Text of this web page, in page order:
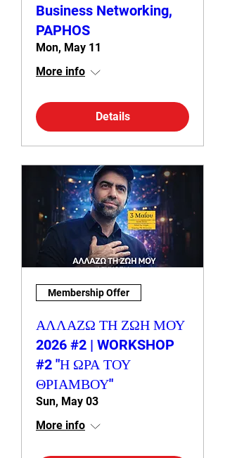
Business Networking,
PAPHOS
Mon, May 11
More info
Details
Membership Offer
ΑΛΛΑΖΩ ΤΗ ΖΩΗ ΜΟΥ
2026 #2 | WORKSHOP
#2 "Η ΩΡΑ ΤΟΥ
ΘΡΙΑΜΒΟΥ"
Sun, May 03
More info